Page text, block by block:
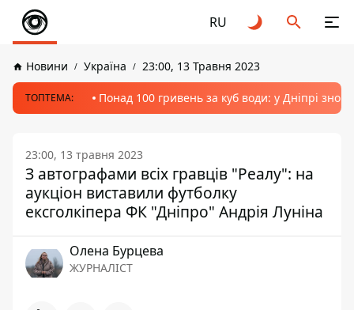
RU
Новини Україна 23:00, 13 Травня 2023
ТОПТЕМА: Понад 100 гривень за куб води: у Дніпрі
23:00, 13 травня 2023
З автографами всіх гравців "Реалу": на
аукціон виставили футболку
ексголкіпера ФК "Дніпро" Андрія Луніна
Олена Бурцева
ЖУРНАЛІСТ